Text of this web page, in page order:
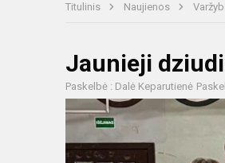
Titulinis Naujienos
Jaunieji
Paskelbė : Dalė Keparutienė